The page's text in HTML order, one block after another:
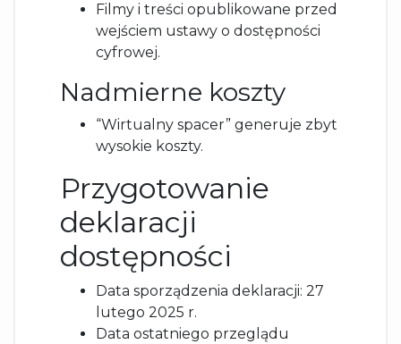
Filmy i treści opublikowane przed
wejściem ustawy o dostępności
cyfrowej.
Nadmierne koszty
“Wirtualny spacer” generuje zbyt
wysokie koszty.
Przygotowanie
deklaracji
dostępności
Data sporządzenia deklaracji: 27
lutego 2025 r.
Data ostatniego przeglądu